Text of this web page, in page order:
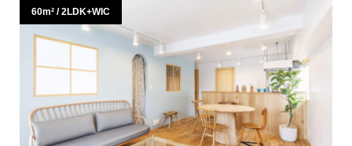
60m² / 2LDK+WIC